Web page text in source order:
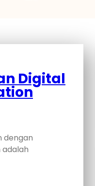
Digital
dengan